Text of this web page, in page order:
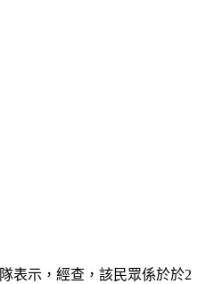
表示，經查，該民眾係於於2